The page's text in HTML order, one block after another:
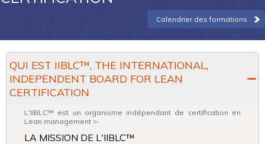
Calendrier des formations
QUI EST IIBLC™, THE INTERNATIONAL,
INDEPENDENT BOARD FOR LEAN
CERTIFICATION
L'IIBLC™ est un organisme indépendant de certification en
Lean management >
LA MISSION DE L'IIBLC™